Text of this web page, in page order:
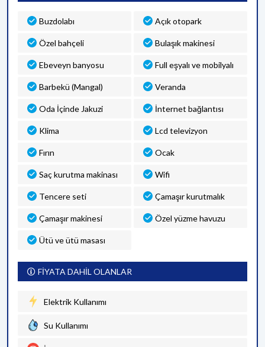
Buzdolabı Açık otopark
Özel bahçeli Bulaşık makinesi
Ebeveyn banyosu Full eşyalı ve mobilyalı
Barbekü (Mangal) Veranda
Oda İçinde Jakuzi İnternet bağlantısı
Klima Lcd televizyon
Fırın Ocak
Saç kurutma makinası Wifi
Tencere seti Çamaşır kurutmalık
Çamaşır makinesi Özel yüzme havuzu
Ütü ve ütü masası
FİYATA DAHİL OLANLAR
Elektrik Kullanımı
Su Kullanımı